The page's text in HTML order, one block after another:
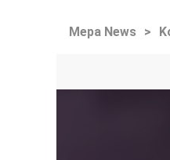
Mepa News >